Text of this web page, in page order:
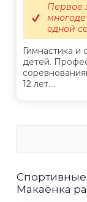
Гимнастика и
детей.
12 лет....
Первое
одной
Макаёнка